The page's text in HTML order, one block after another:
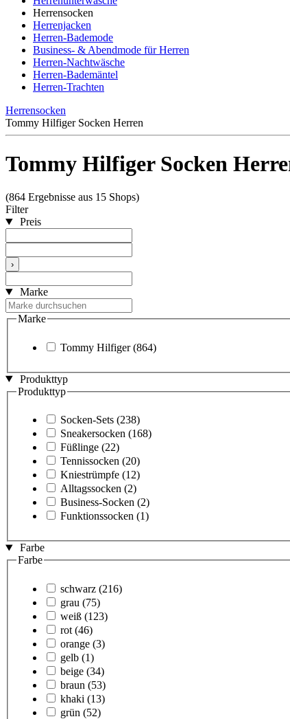
Herrensocken
Herrenjacken
Herren-Bademode
Business- & Abendmode für Herren
Herren-Nachtwäsche
Herren-Bademäntel
Herren-Trachten
Herrensocken
Tommy Hilfiger Socken Herren
Tommy Hilfiger Socken
(864 Ergebnisse aus 15 Shops)
Filter
Preis
›
Marke
Marke
Tommy Hilfiger (864)
Produkttyp
Produkttyp
Socken-Sets (238)
Sneakersocken (168)
Füßlinge (22)
Tennissocken (20)
Kniestrümpfe (12)
Alltagssocken (2)
Business-Socken (2)
Funktionssocken (1)
Farbe
Farbe
schwarz (216)
grau (75)
weiß (123)
rot (46)
orange (3)
gelb (1)
beige (34)
braun (53)
khaki (13)
grün (52)